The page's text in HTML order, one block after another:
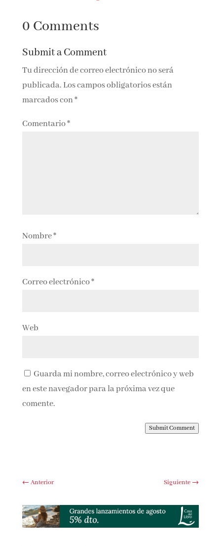
0 Comments
Submit a Comment
Tu dirección de correo electrónico no será
publicada.Los campos obligatorios están
marcados con*
Comentario*
Nombre*
Correo electrónico*
Web
Guarda mi nombre, correo electrónico y web
en este navegador para la próxima vez que
comente.
Submit Comment
← Anterior Siguiente →